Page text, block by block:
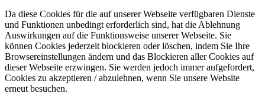
Da diese Cookies für die auf unserer Webseite verfügbaren Dienste
und Funktionen unbedingt erforderlich sind, hat die Ablehnung
Auswirkungen auf die Funktionsweise unserer Webseite. Sie
können Cookies jederzeit blockieren oder löschen, indem Sie Ihre
Browsereinstellungen ändern und das Blockieren aller Cookies auf
dieser Webseite erzwingen. Sie werden jedoch immer aufgefordert,
Cookies zu akzeptieren / abzulehnen, wenn Sie unsere Website
erneut besuchen.